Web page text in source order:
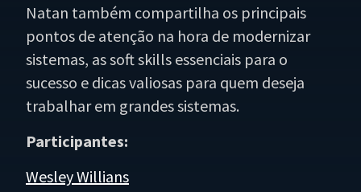
Natan também compartilha os principais
pontos de atenção na hora de modernizar
sistemas, as soft skills essenciais para o
sucesso e dicas valiosas para quem deseja
trabalhar em grandes sistemas.
Participantes:
Wesley Willians